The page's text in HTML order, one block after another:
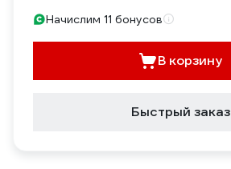
Начислим 11 бонусов
В корзину
Быстрый заказ